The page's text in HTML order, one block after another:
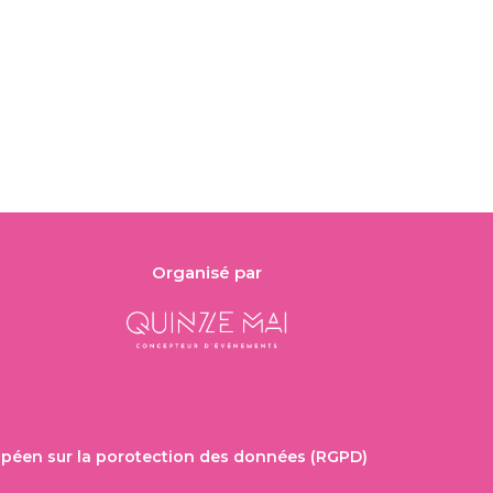
Organisé par
sur la porotection des données (RGPD)